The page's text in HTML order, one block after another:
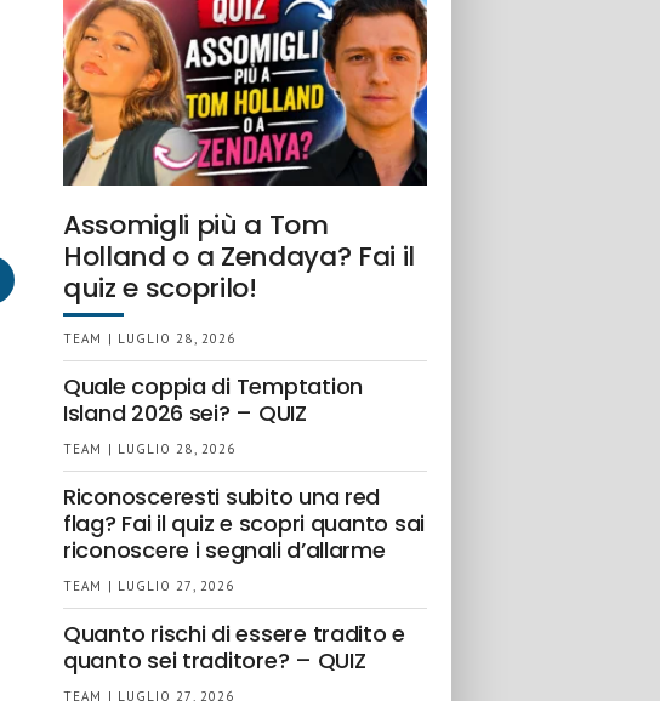
Assomigli più a Tom
Holland o a Zendaya? Fai il
quiz e scoprilo!
TEAM | LUGLIO 28, 2026
Quale coppia di Temptation
Island 2026 sei? – QUIZ
TEAM | LUGLIO 28, 2026
Riconosceresti subito una red
flag? Fai il quiz e scopri quanto sai
riconoscere i segnali d’allarme
TEAM | LUGLIO 27, 2026
Quanto rischi di essere tradito e
quanto sei traditore? – QUIZ
TEAM | LUGLIO 27, 2026